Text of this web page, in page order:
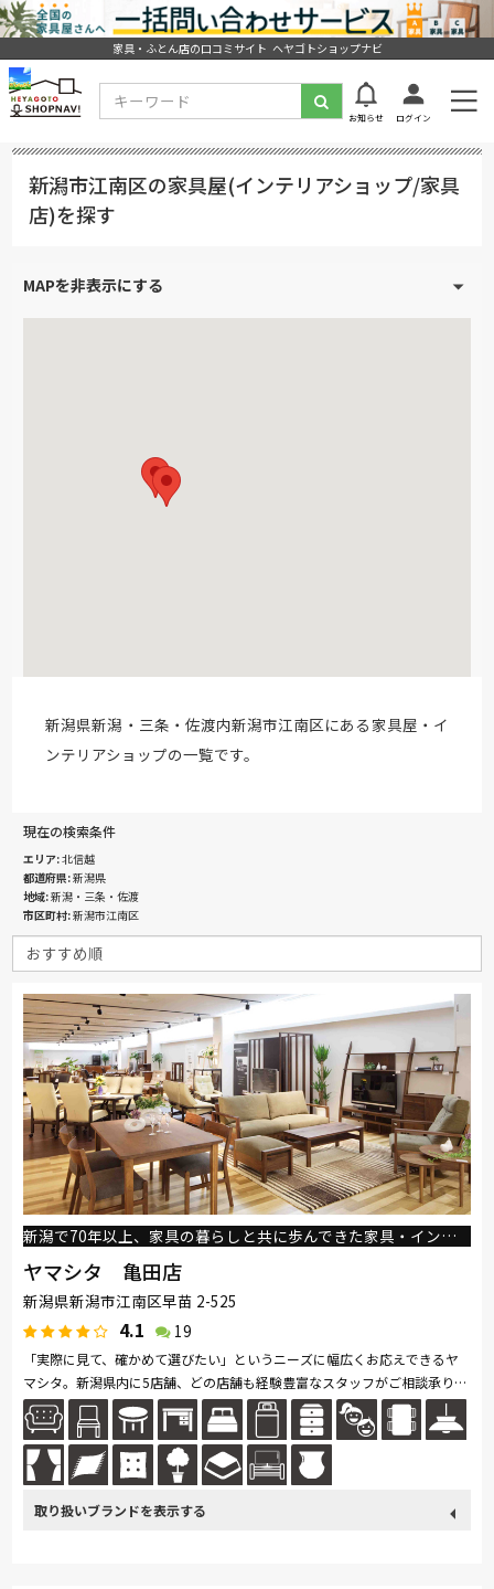
家具・ふとん店の口コミサイト ヘヤゴトショップナビ
お知らせ ログイン
新潟市江南区の家具屋(インテリアショップ/家具
店)を探す
新潟県新潟・三条・佐渡内新潟市江南区にある家具屋・イ
ンテリアショップの一覧です。
現在の検索条件
エリア 北信越
都道府県 新潟県
地域 新潟・三条・佐渡
市区町村 新潟市江南区
新潟で70年以上、家具の暮らしと共に歩んできた家具・インテリアの専門店。
ヤマシタ 亀田店
新潟県新潟市江南区早苗 2-525
4.1 19
「実際に見て、確かめて選びたい」というニーズに幅広くお応えできるヤ
マシタ。新潟県内に5店舗、どの店舗も経験豊富なスタッフがご相談承りま
す。広い店内には家具はもちろんキッチン雑貨やインテリア小物も豊富に...
続きを読む